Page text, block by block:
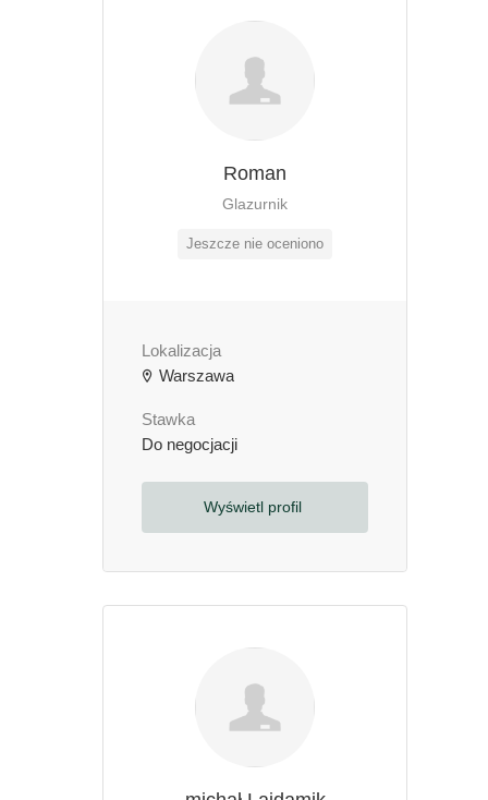
Roman
Glazurnik
Jeszcze nie oceniono
Lokalizacja
Warszawa
Stawka
Do negocjacji
Wyświetl profil